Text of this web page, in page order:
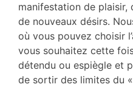
manifestation de plaisir,
de nouveaux désirs.
où vous pouvez choisir
vous souhaitez cette
détendu ou espiègle et
de sortir des limites du